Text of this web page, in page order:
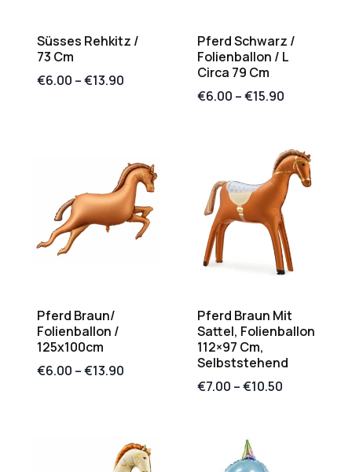
Süsses Rehkitz /
73 Cm
€6.00 –€13.90
Pferd Schwarz /
Folienballon / L
Circa 79 Cm
€6.00 –€15.90
Pferd Braun/
Folienballon /
125x100cm
€6.00 –€13.90
Pferd Braun Mit
Sattel, Folienballon
112×97 Cm,
Selbststehend
€7.00 –€10.50